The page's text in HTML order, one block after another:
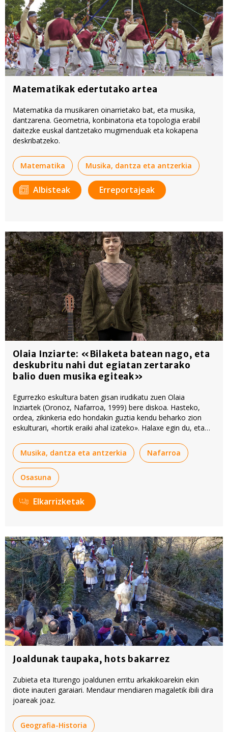
Matematikak edertutako artea
Matematika da musikaren oinarrietako bat, eta musika,
dantzarena. Geometria, konbinatoria eta topologia erabil
daitezke euskal dantzetako mugimenduak eta kokapena
deskribatzeko.
Matematika Musika, dantza eta antzerkia
Albisteak Erreportajeak
Olaia Inziarte: «Bilaketa batean nago, eta
deskubritu nahi dut egiatan zertarako
balio duen musika egiteak»
Egurrezko eskultura baten gisan irudikatu zuen Olaia
Inziartek (Oronoz, Nafarroa, 1999) bere diskoa. Hasteko,
ordea, zikinkeria edo hondakin guztia kendu beharko zion
eskulturari, «hortik eraiki ahal izateko». Halaxe egin du, eta
Musika, dantza eta antzerkia
Nafarroa
Osasuna
Elkarrizketak
Joaldunak taupaka, hots bakarrez
Zubieta eta Iturengo joaldunen erritu arkakikoarekin ekin
diote inauteri garaiari. Mendaur mendiaren magaletik ibili dira
joareak joaz.
Geografia-Historia